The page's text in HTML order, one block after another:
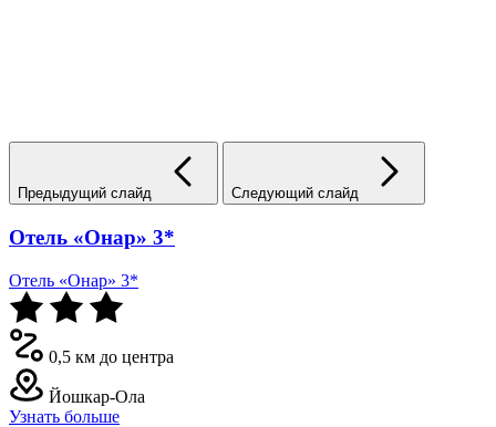
Предыдущий слайд Следующий слайд
Отель «Онар» 3*
Отель «Онар» 3*
0,5 км до центра
Йошкар-Ола
Узнать больше